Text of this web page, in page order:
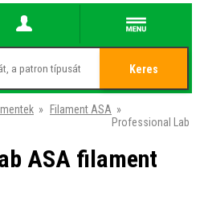
Keres
» Filament ASA »
Professional Lab
ASA filament